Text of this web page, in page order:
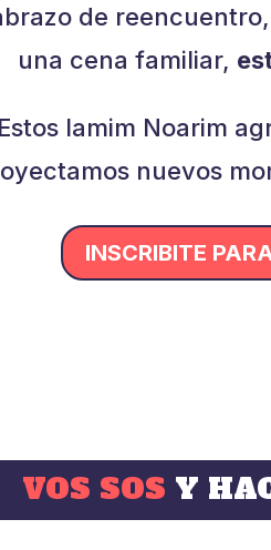
de
una cena familiar,
Iamim Noarim
nuevos
INSCRIBITE
VOS SOS Y